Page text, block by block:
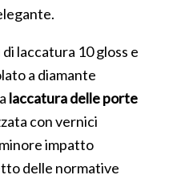
di laccatura 10 gloss e
a diamante
laccatura delle porte
con vernici
impatto
delle normative